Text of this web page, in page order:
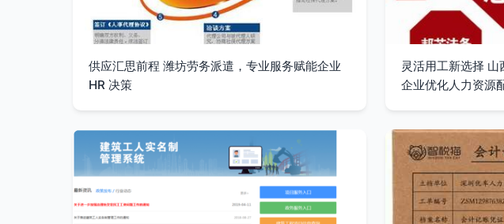
供应汇思前程 潍坊劳务派遣，专业服务赋能企业
HR 决策
灵活用工新选择
企业优化人力资源